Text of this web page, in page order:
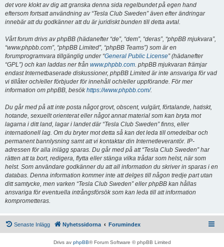
det vore klokt av dig att granska denna sida regelbundet på egen hand
eftersom fortsatt användning av “Tesla Club Sweden” även efter ändringar
innebär att du godkänner att du är juridiskt bunden till detta avtal.
Vårt forum drivs av phpBB (hädanefter “de”, “dem”, “deras”, “phpBB mjukvara”,
“www.phpbb.com”, “phpBB Limited”, “phpBB Teams”) som är en
forumprogramvara tillgänglig under “General Public License” (hädanefter
“GPL”) och kan laddas ner från www.phpbb.com. phpBB mjukvaran främjar
endast Internetbaserade diskussioner, phpBB Limited är inte ansvariga för vad
vi tillåter och/eller förbjuder för innehåll och/eller uppförande. För mer
information om phpBB, besökhttps://www.phpbb.com/.
Du går med på att inte posta något grovt, obscent, vulgärt, förtalande, hatiskt,
hotande, sexuellt orienterat eller något annat material som kan bryta mot
lagarna i ditt land, lagar i landet där “Tesla Club Sweden” finns, eller
internationell lag. Om du bryter mot detta så kan det leda till omedelbar och
permanent bannlysning samt att vi kontaktar din Internetleverantör. IP-
adressen för alla inlägg sparas. Du går med på att “Tesla Club Sweden” har
rätten att ta bort, redigera, flytta eller stänga vilka trådar som helst, när som
helst. Som användare godkänner du att all information du skriver in sparas i en
databas. Denna information kommer inte att delges till någon tredje part utan
ditt samtycke, men varken “Tesla Club Sweden” eller phpBB kan hållas
ansvariga för eventuella intrångsförsök som kan leda till att information
komprometteras.
Senaste Inlägg Nyhetssidorna Forumindex
Drivs av phpBB® Forum Software © phpBB Limited